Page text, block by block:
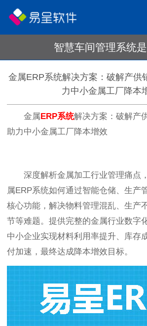
智慧车间管理系统
金属ERP系统解决方案：破解产供
力中小金属工厂降本
金属ERP系统解决方案：破解产
助力中小金属工厂降本增效
深度解析金属加工行业管理痛点
属ERP系统如何通过智能仓储、生产
核心功能，解决物料管理混乱、生产
节等难题。提供完整的金属行业数字
中小企业实现材料利用率提升、库存
付加速，最终达成降本增效目标。